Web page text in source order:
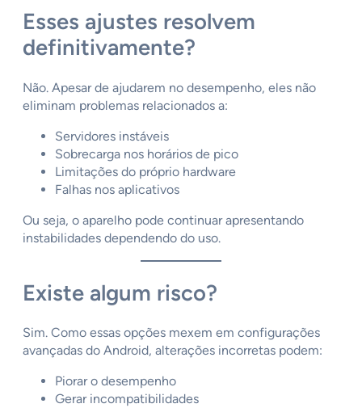
Esses ajustes resolvem
definitivamente?
Não. Apesar de ajudarem no desempenho, eles não
eliminam problemas relacionados a:
Servidores instáveis
Sobrecarga nos horários de pico
Limitações do próprio hardware
Falhas nos aplicativos
Ou seja, o aparelho pode continuar apresentando
instabilidades dependendo do uso.
Existe algum risco?
Sim. Como essas opções mexem em configurações
avançadas do Android, alterações incorretas podem:
Piorar o desempenho
Gerar incompatibilidades